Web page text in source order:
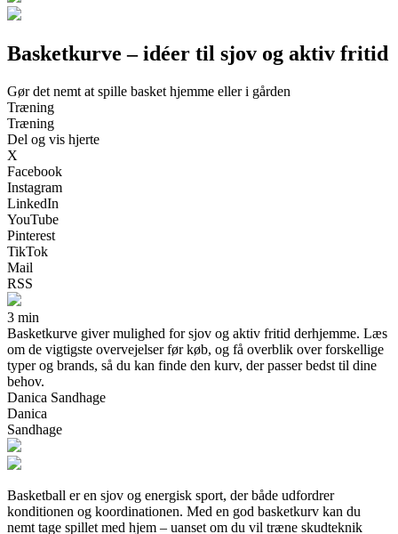
Basketkurve – idéer til sjov og aktiv fritid
Gør det nemt at spille basket hjemme eller i gården
Træning
Træning
Del og vis hjerte
X
Facebook
Instagram
LinkedIn
YouTube
Pinterest
TikTok
Mail
RSS
3 min
Basketkurve giver mulighed for sjov og aktiv fritid derhjemme. Læs
om de vigtigste overvejelser før køb, og få overblik over forskellige
typer og brands, så du kan finde den kurv, der passer bedst til dine
behov.
Danica Sandhage
Danica
Sandhage
Basketball er en sjov og energisk sport, der både udfordrer
konditionen og koordinationen. Med en god basketkurv kan du
nemt tage spillet med hjem – uanset om du vil træne skudteknik